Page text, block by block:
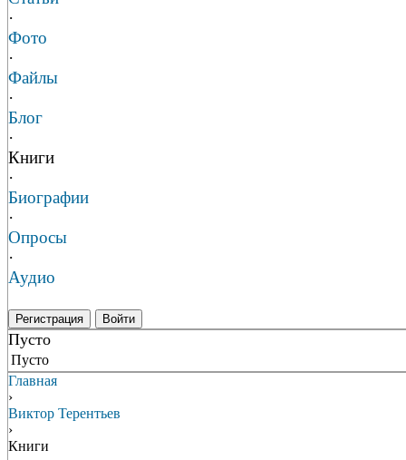
·
Фото
·
Файлы
·
Блог
·
Книги
·
Биографии
·
Опросы
·
Аудио
Регистрация Войти
Пусто
Пусто
Главная
›
Виктор Терентьев
›
Книги